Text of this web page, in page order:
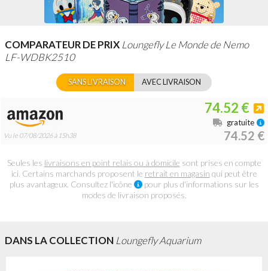
COMPARATEUR DE PRIX Loungefly Le Monde de Nemo
LF-WDBK2510
SANS LIVRAISON AVEC LIVRAISON
Vu le 07/08/2026 à 15h38
74.52 €
74.52 €
gratuite
Seules les livraisons en point relais ou à domicile sont prises en compte
ici. Certains marchands proposent le retrait en magasin qui peut être
plus avantageux. Consultez l'icône
pour plus d'informations sur les
modes de livraison proposés.
DANS LA COLLECTION Loungefly Aquarium